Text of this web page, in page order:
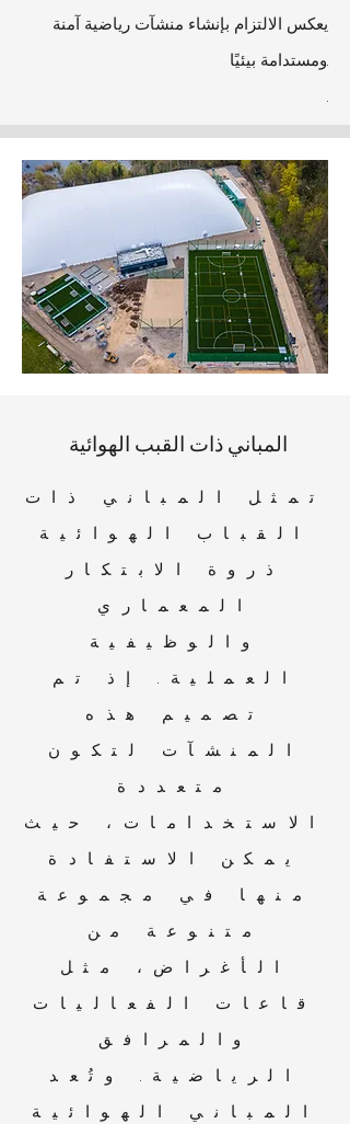
يعكس الالتزام بإنشاء منشآت رياضية آمنة
ومستدامة بيئيًا.
.
المباني ذات القبب الهوائية
تمثل المباني ذات
القباب الهوائية
ذروة الابتكار
المعماري
والوظيفية
العملية. إذ تم
تصميم هذه
المنشآت لتكون
متعددة
الاستخدامات، حيث
يمكن الاستفادة
منها في مجموعة
متنوعة من
الأغراض، مثل
قاعات الفعاليات
والمرافق
الرياضية. وتُعد
المباني الهوائية